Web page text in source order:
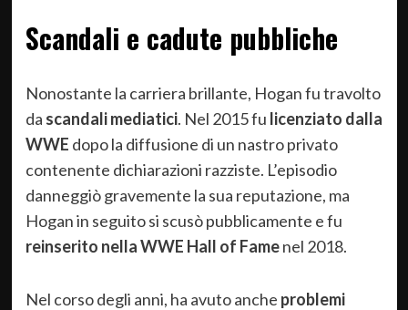
Scandali e cadute pubbliche
Nonostante la carriera brillante, Hogan fu travolto
da scandali mediatici. Nel 2015 fu licenziato dalla
WWE dopo la diffusione di un nastro privato
contenente dichiarazioni razziste. L’episodio
danneggiò gravemente la sua reputazione, ma
Hogan in seguito si scusò pubblicamente e fu
reinserito nella WWE Hall of Famenel 2018.
Nel corso degli anni, ha avuto anche problemi